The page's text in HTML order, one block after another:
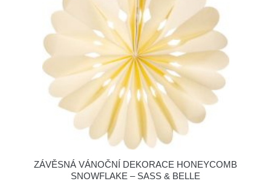
ZÁVĚSNÁ VÁNOČNÍ DEKORACE HONEYCOMB
SNOWFLAKE – SASS & BELLE